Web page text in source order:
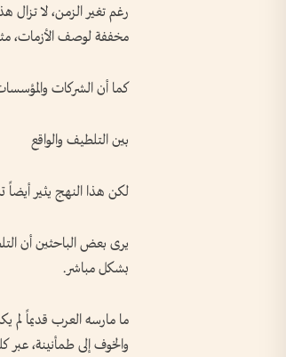
رغم تغير الزمن، لا تزال
مخففة لوصف الأزمات،
كما أن الشركات
بين التلطيف والواقع
لكن هذا النهج يثير
يرى بعض الباحثين أن
بشكل مباشر.
ما مارسه العرب قديماً لم
والخوف إلى طمأنينة، عبر